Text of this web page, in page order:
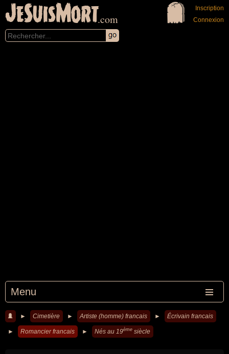
JeSuisMort.com
Menu
Inscription
Connexion
► Cimetière ► Artiste (homme) francais ► Écrivain francais
► Romancier francais ► Nés au 19ème siècle